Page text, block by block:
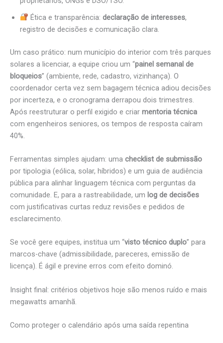
Ética e transparência: declaração de interesses,
registro de decisões e comunicação clara.
Um caso prático: num município do interior com três parques
solares a licenciar, a equipe criou um “painel semanal de
bloqueios” (ambiente, rede, cadastro, vizinhança). O
coordenador certa vez sem bagagem técnica adiou decisões
por incerteza, e o cronograma derrapou dois trimestres.
Após reestruturar o perfil exigido e criar mentoria técnica
com engenheiros seniores, os tempos de resposta caíram
40%.
Ferramentas simples ajudam: uma checklist de submissão
por tipologia (eólica, solar, híbridos) e um guia de audiência
pública para alinhar linguagem técnica com perguntas da
comunidade. E, para a rastreabilidade, um log de decisões
com justificativas curtas reduz revisões e pedidos de
esclarecimento.
Se você gere equipes, institua um “visto técnico duplo” para
marcos-chave (admissibilidade, pareceres, emissão de
licença). É ágil e previne erros com efeito dominó.
Insight final: critérios objetivos hoje são menos ruído e mais
megawatts amanhã.
Como proteger o calendário após uma saída repentina